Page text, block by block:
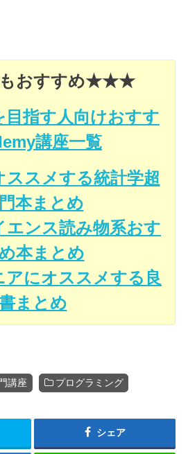
もおすすめ★★★
目指す人向けおすす
講座一覧
ススメする統計学超
本まとめ
エンス読み物系おす
本まとめ
アにオススメする良
まとめ
講座 プログラミング
シェア